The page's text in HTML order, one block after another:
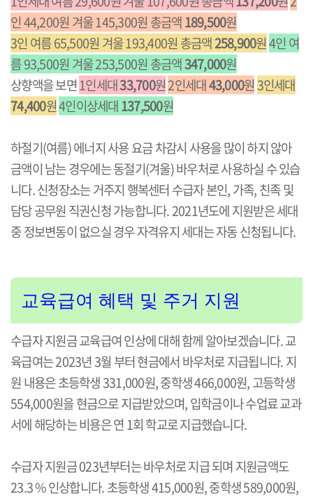
인 44,200원 겨울 145,300원 총금액189,500원
3인 여름 65,500원 겨울 193,400원 총금액258,900원4인 여
름 93,500원 겨울 253,500원 총금액347,000원
상향액을 보면1인세대33,700원2인세대43,000원3인세대
74,400원4인이상세대137,500원
하절기(여름) 에너지 사용 요금 차감시 사용을 많이 하지 않아
금액이 남는 경우에는 동절기(겨울) 바우처로 사용하실 수 있습
니다. 신청장소는 거주지 행복센터 수급자 본인, 가족, 친족 및
담당 공무원 직권신청 가능합니다. 2021년도에 지원받은 세대
중 정보변동이 없으실 경우 자격유지 세대는 자동 신청됩니다.
교육급여 혜택 및 주거 지원
수급자 지원금 교육급여 인상에 대해 함께 알아보겠습니다. 교
육급여는 2023년 3월 부터 현금에서 바우처로 지급됩니다. 지
원 내용은 초등학생 331,000원, 중학생 466,000원, 고등학생
554,000원을 현금으로 지급받았으며, 입학금이나 수업료 교과
서에 해당하는 비용은 연 1회 학교로 지급했습니다.
수급자 지원금 023년부터는 바우처로 지급 되며 지원금액도
23.3 % 인상합니다. 초등학생 415,000원, 중학생 589,000원,